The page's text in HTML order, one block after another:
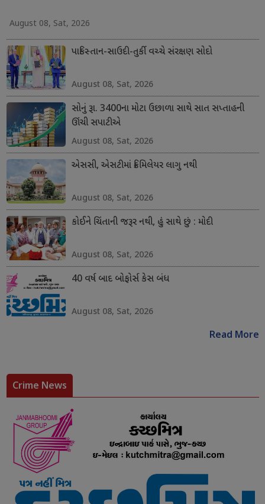
August 08, Sat, 2026
પાકિસ્તાન-સાઉદી-તુર્કી વચ્ચે સંરક્ષણ સોદો
August 08, Sat, 2026
સોનું રૂા. 3400ના મોટા ઉછાળા સાથે સાત સપ્તાહની
ઊંચી સપાટીએ
August 08, Sat, 2026
એસસી, એસટીમાં ક્રિમિલેયર લાગુ નથી
August 08, Sat, 2026
કોઈને ચિંતાની જરૂર નથી, હું સાથે છું : મોદી
August 08, Sat, 2026
40 વર્ષ બાદ બોફોર્સ કેસ બંધ
August 08, Sat, 2026
Read More
Crime News